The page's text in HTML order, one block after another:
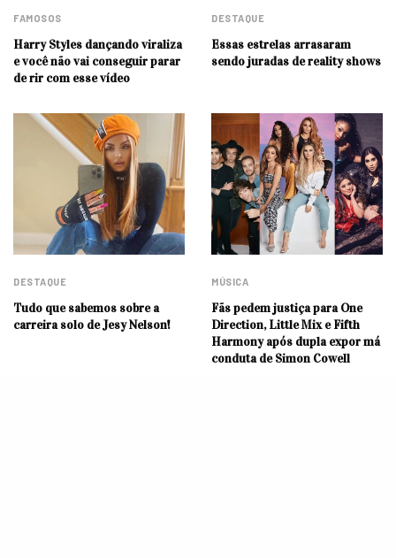
FAMOSOS
Harry Styles dançando viraliza
e você não vai conseguir parar
de rir com esse vídeo
DESTAQUE
Essas estrelas arrasaram
sendo juradas de reality shows
DESTAQUE
Tudo que sabemos sobre a
carreira solo de Jesy Nelson!
MÚSICA
Fãs pedem justiça para One
Direction, Little Mix e Fifth
Harmony após dupla expor má
conduta de Simon Cowell